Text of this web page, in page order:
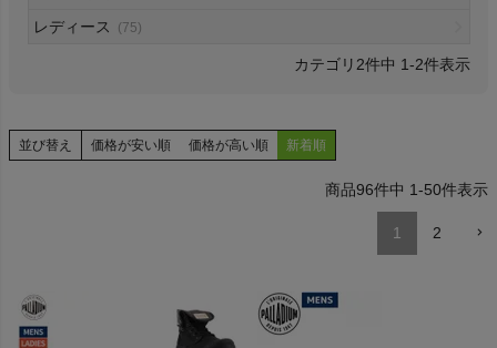
CHUMS
レディース (75)
2件中 1-2件表示
並び替え 価格が安い順 価格が高い順 新着順
96件中 1-50件表示
1 2